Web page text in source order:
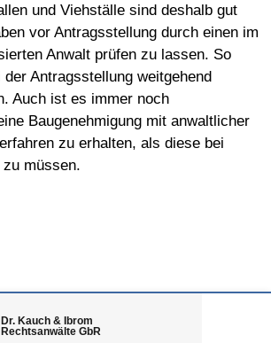
und Viehställe sind deshalb gut
vor Antragsstellung durch einen im
Anwalt prüfen zu lassen. So
der Antragsstellung weitgehend
Auch ist es immer noch
Baugenehmigung mit anwaltlicher
zu erhalten, als diese bei
müssen.
Dr. Kauch & Ibrom
Rechtsanwälte GbR